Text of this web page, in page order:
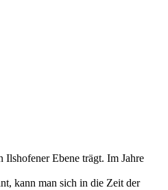
Ilshofener Ebene trägt. Im Jahre
kann man sich in die Zeit der